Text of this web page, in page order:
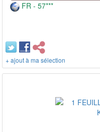
FR - 57***
+ ajout à ma sélection